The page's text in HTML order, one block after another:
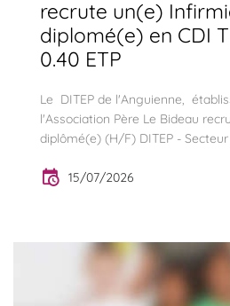
recrute un(e)
diplomé(e) en CDI
0.40 ETP
Le DITEP de l'Anguienne,
l'Association Père Le Bideau
diplômé(e) (H/F) DITEP -
15/07/2026